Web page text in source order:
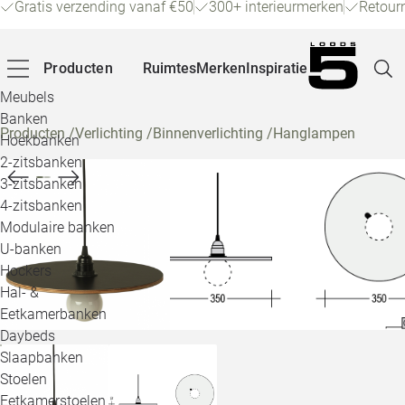
Gratis verzending vanaf €50 300+ interieurmerken
Producten
Meubels
Banken
Hoekbanken
2-zitsbanken
3-zitsbanken
4-zitsbanken
Modulaire banken
U-banken
Hockers
Hal- &
Eetkamerbanken
Daybeds
Slaapbanken
Stoelen
Eetkamerstoelen
RuimtesMerkenInspiratie
Producten/Verlichting /Binnenverlichting /Hanglampen